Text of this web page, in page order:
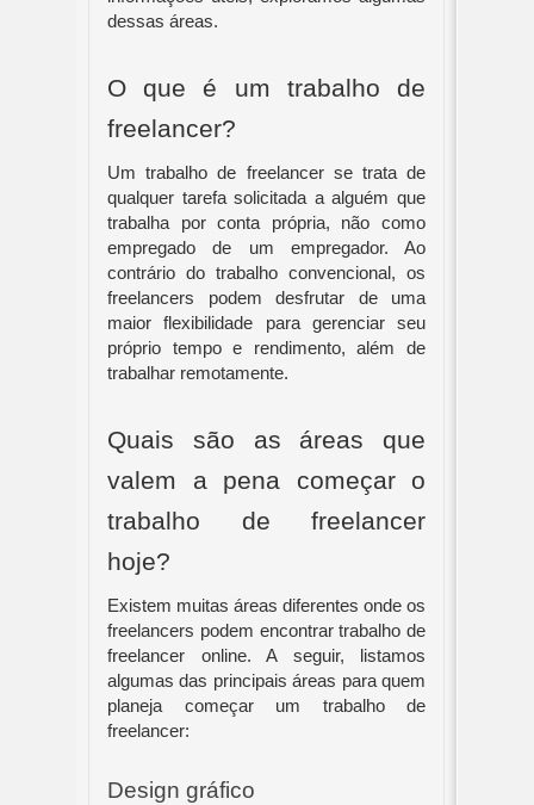
dessas áreas.
O que é um trabalho de
freelancer?
Um trabalho de freelancer se trata de
qualquer tarefa solicitada a alguém que
trabalha por conta própria, não como
empregado de um empregador. Ao
contrário do trabalho convencional, os
freelancers podem desfrutar de uma
maior flexibilidade para gerenciar seu
próprio tempo e rendimento, além de
trabalhar remotamente.
Quais são as áreas que
valem a pena começar o
trabalho de freelancer
hoje?
Existem muitas áreas diferentes onde os
freelancers podem encontrar trabalho de
freelancer online. A seguir, listamos
algumas das principais áreas para quem
planeja começar um trabalho de
freelancer:
Design gráfico